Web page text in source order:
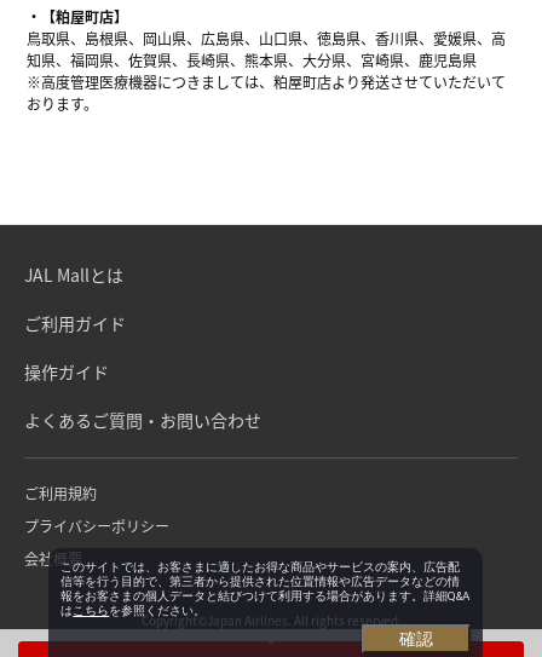
【粕屋町店】
鳥取県、島根県、岡山県、広島県、山口県、徳島県、香川県、愛媛県、高
知県、福岡県、佐賀県、長崎県、熊本県、大分県、宮崎県、鹿児島県
※高度管理医療機器につきましては、粕屋町店より発送させていただいて
おります。
JAL Mallとは
ご利用ガイド
操作ガイド
よくあるご質問・お問い合わせ
ご利用規約
プライバシーポリシー
会社概要
Copyright©Japan Airlines. All rights reserved.
このサイトでは、お客さまに適したお得な商品やサービスの案内、広告配
信等を行う目的で、第三者から提供された位置情報や広告データなどの情
報をお客さまの個人データと結びつけて利用する場合があります。詳細Q&A
は こちらを参照ください。
確認